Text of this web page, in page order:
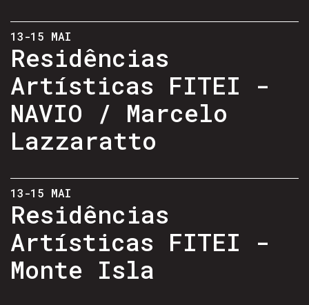
13-15 MAI
Residências
Artísticas FITEI -
NAVIO / Marcelo
Lazzaratto
13-15 MAI
Residências
Artísticas FITEI -
Monte Isla